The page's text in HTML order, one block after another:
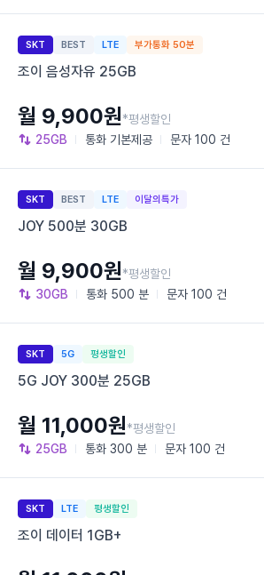
SKT BEST LTE 부가통화 50분
조이 음성자유 25GB
25GB 통화 기본제공 문자 100 건
월 9,900원*평생할인
SKT BEST LTE 이달의특가
JOY 500분 30GB
30GB 통화 500 분 문자 100 건
월 9,900원*평생할인
SKT 5G 평생할인
5G JOY 300분 25GB
25GB 통화 300 분 문자 100 건
월 11,000원*평생할인
SKT LTE 평생할인
조이 데이터 1GB+